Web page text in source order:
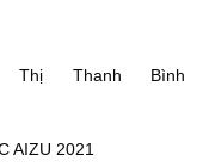
Thanh Bình
AIZU 2021